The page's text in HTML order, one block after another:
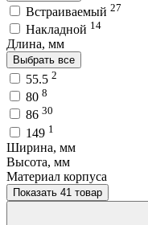
Встраиваемый 27
Накладной 14
Длина, мм
Выбрать все
55.5 2
80 8
86 30
149 1
Ширина, мм
Высота, мм
Материал корпуса
Показать 41 товар